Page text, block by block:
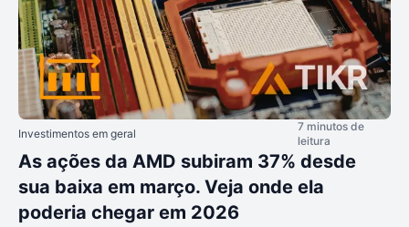
Investimentos em geral
7 minutos de
leitura
As ações da AMD subiram 37% desde
sua baixa em março. Veja onde ela
poderia chegar em 2026